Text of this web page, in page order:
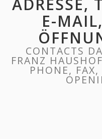
ADRESSE,
E-
CONTACTS
FRANZ
PHONE,